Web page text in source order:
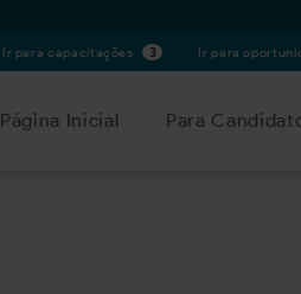
Ir para capacitações 3 Ir para
Página Inicial Para